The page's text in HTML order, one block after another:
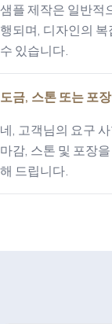
샘플 제작은 일반적
행되며, 디자인의
수 있습니다.
도금, 스톤 또는 포
네, 고객님의 요구
마감, 스톤 및 포장
해 드립니다.